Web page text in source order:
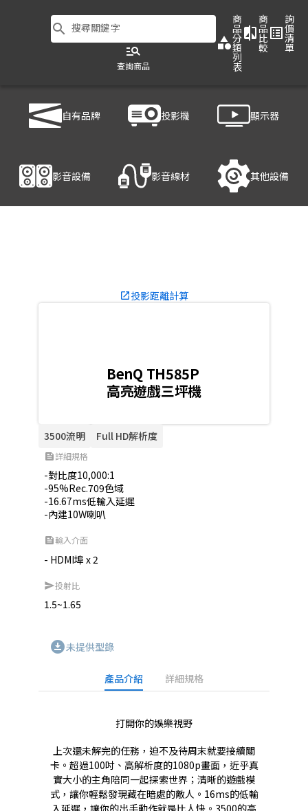
search 搜尋關鍵字
manage_search
查詢商品
category
商
品
分
類
列
表
compare
商
品
比
較
list_alt
詢
價
清
單
自有品牌 投影機 顯示器
影音設備 影音線材 其他設備
產品細節
launch投影距離計算
BenQ TH585P
高亮遊戲三坪機
3500流明 Full HD解析度
feed詳細規格
-對比度10,000:1
-95%Rec.709色域
-16.67ms低輸入延遲
-內建10W喇叭
feed輸入介面
- HDMI埠 x 2
send投射比
1.5~1.65
download_for_offline未提供型錄
產品介紹 詳細規格
打開你的娛樂視野
上次還未解完的任務，迫不及待周末就要接續關
卡。超過100吋、高解析度的1080p畫面，近乎真
實大小的主角陪同一起探索世界；清晰的遊戲模
式，讓你輕鬆發現藏在暗處的敵人。16ms的低輸